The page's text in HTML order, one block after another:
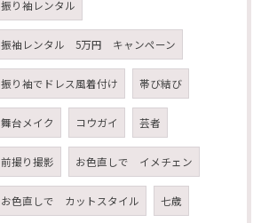
振り袖レンタル
振袖レンタル 5万円 キャンペーン
振り袖でドレス風着付け 帯び結び
舞台メイク コウガイ 芸者
前撮り撮影 お色直しで イメチェン
お色直しで カットスタイル 七歳